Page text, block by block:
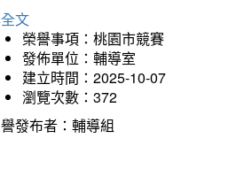
文
榮譽事項：桃園市競賽
發佈單位：輔導室
建立時間：2025-10-07
瀏覽次數：372
發布者：輔導組